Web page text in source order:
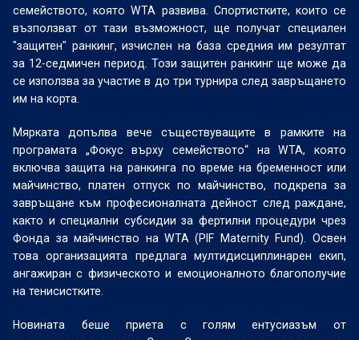
семейството, която WTA развива. Спортистките, които се
възползват от тази възможност, ще получат специален
"защитен" ранкинг, изчислен на база средния им резултат
за 12-седмичен период. Този защитен ранкинг ще може да
се използва за участие в до три турнира след завръщането
им на корта.
Мярката допълва вече съществуващите в рамките на
програмата „Фокус върху семейството“ на WTA, която
включва защита на ранкинга по време на бременност или
майчинство, платен отпуск по майчинство, подкрепа за
завръщане към професионалната дейност след раждане,
както и специални субсидии за фертилни процедури чрез
Фонда за майчинство на WTA (PIF Maternity Fund). Освен
това организацията предлага мултидисциплинарен екип,
ангажиран с физическото и емоционалното благополучие
на тенисистките.
Новината беше приета с голям ентусиазъм от